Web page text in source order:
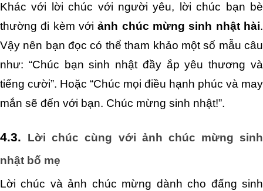
Khác với lời chúc với người yêu, lời chúc bạn bè
thường đi kèm với ảnh chúc mừng sinh nhật hài.
Vậy nên bạn đọc có thể tham khảo một số mẫu câu
như: “Chúc bạn sinh nhật đầy ắp yêu thương và
tiếng cười”. Hoặc “Chúc mọi điều hạnh phúc và may
mắn sẽ đến với bạn. Chúc mừng sinh nhật!”.
4.3.
Lời chúc cùng với ảnh chúc mừng sinh
nhật bố mẹ
Lời chúc và ảnh chúc mừng dành cho đấng sinh